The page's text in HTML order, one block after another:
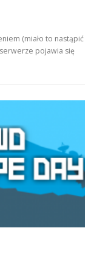
(miało to nastąpić
pojawia się